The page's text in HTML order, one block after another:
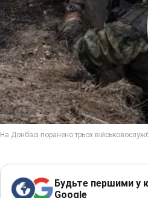
Будьте першими у
Google